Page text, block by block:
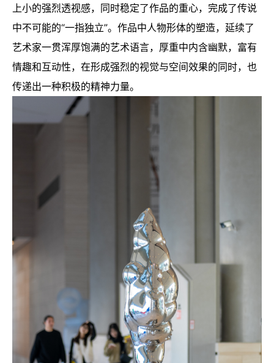
上小的强烈透视感，同时稳定了作品的重心，完成了传说
中不可能的“一指独立”。作品中人物形体的塑造，延续了
艺术家一贯浑厚饱满的艺术语言，厚重中内含幽默，富有
情趣和互动性，在形成强烈的视觉与空间效果的同时，也
传递出一种积极的精神力量。